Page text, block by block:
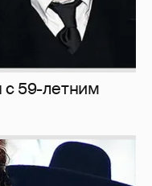
с 59-летним